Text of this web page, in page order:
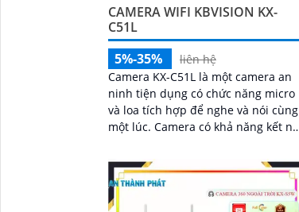
CAMERA WIFI KBVISION KX-
C51L
5%-35%
liên hệ
Camera KX-C51L là một camera an
ninh tiện dụng có chức năng micro
và loa tích hợp để nghe và nói cùng
một lúc. Camera có khả năng kết nối
kép cho hình ảnh sắc nét đến 5